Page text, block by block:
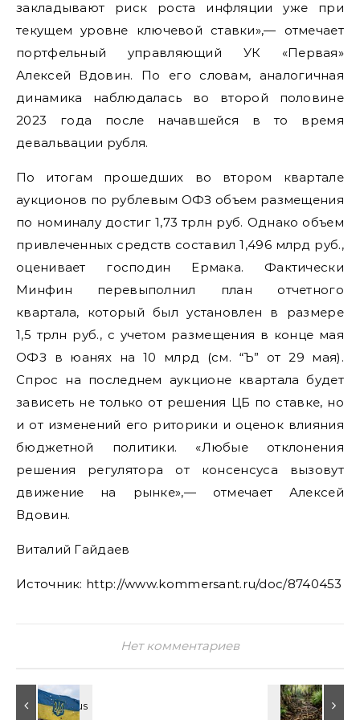
закладывают риск роста инфляции уже при
текущем уровне ключевой ставки»,— отмечает
портфельный управляющий УК «Первая»
Алексей Вдовин. По его словам, аналогичная
динамика наблюдалась во второй половине
2023 года после начавшейся в то время
девальвации рубля.
По итогам прошедших во втором квартале
аукционов по рублевым ОФЗ объем размещения
по номиналу достиг 1,73 трлн руб. Однако объем
привлеченных средств составил 1,496 млрд руб.,
оценивает господин Ермака. Фактически
Минфин перевыполнил план отчетного
квартала, который был установлен в размере
1,5 трлн руб., с учетом размещения в конце мая
ОФЗ в юанях на 10 млрд (см. “Ъ” от 29 мая).
Спрос на последнем аукционе квартала будет
зависеть не только от решения ЦБ по ставке, но
и от изменений его риторики и оценок влияния
бюджетной политики. «Любые отклонения
решения регулятора от консенсуса вызовут
движение на рынке»,— отмечает Алексей
Вдовин.
Виталий Гайдаев
Источник: http://www.kommersant.ru/doc/8740453
Нет комментариев